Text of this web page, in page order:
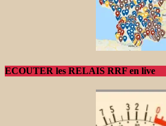
ECOUTER les RELAIS RRF en live